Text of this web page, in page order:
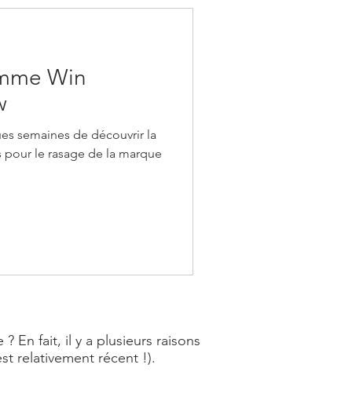
Win
semaines de découvrir la
le rasage de la marque
En fait, il y a plusieurs raisons
relativement récent !).